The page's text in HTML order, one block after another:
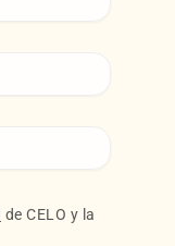
de CELO y la